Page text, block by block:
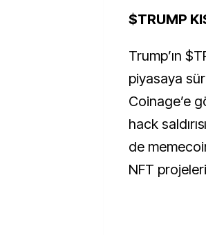
$TRUMP
Trump’ın
piyasaya
Coinage’e
hack
de
NFT